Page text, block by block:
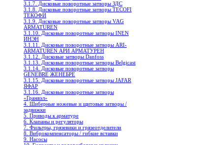
3.1.7. Дисковые поворотные затворы ЗДС
3.1.8. Дисковые поворотные затворы TECOFI
ТЕКОФИ
3.1.9. Дисковые поворотные затворы VAG
ARMATUREN
3.1.10. Дисковые поворотные затворы INEN
ИНЭН
3.1.11. Дисковые поворотные затворы ARI-
ARMATUREN АРИ АРМАТУРЕН
3.1.12. Дисковые затворы Danfoss
3.1.13. Дисковые поворотные затворы Belgicast
3.1.14. Дисковые поворотныe затворы
GENEBRE ЖЕНЕБРЕ
3.1.15. Дисковые поворотные затворы JAFAR
ЯФАР
3.1.16. Дисковые поворотные затворы
«Гранвэл»
4. Шиберные ножевые и щитовые затворы /
задвижки
5. Приводы к арматуре
6. Клапаны и регуляторы
7. Фильтры, грязевики и грязеотделители
8. Виброкомпенсаторы / гибкие вставки
9. Насосы